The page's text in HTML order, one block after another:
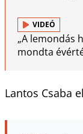
VIDEÓ
„A lemondás
mondta
Lantos Csaba